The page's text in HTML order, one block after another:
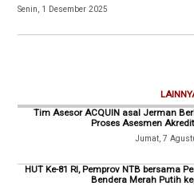
Senin, 1 Desember 2025
Tim Asesor ACQUIN asal Jerman
Proses Asesmen
Jumat, 7
HUT Ke-81 RI, Pemprov NTB bersama
Bendera Merah Putih